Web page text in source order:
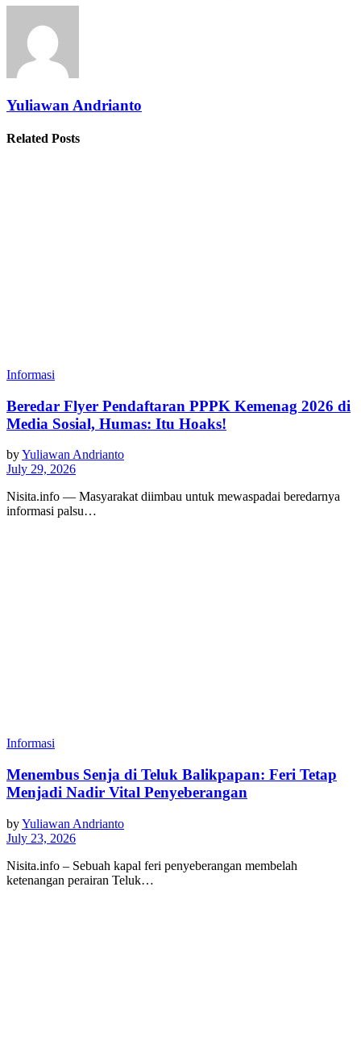
Yuliawan Andrianto
Related Posts
Informasi
Beredar Flyer Pendaftaran PPPK Kemenag 2026 di
Media Sosial, Humas: Itu Hoaks!
byYuliawan Andrianto
July 29, 2026
Nisita.info — Masyarakat diimbau untuk mewaspadai beredarnya
informasi palsu…
Informasi
Menembus Senja di Teluk Balikpapan: Feri Tetap
Menjadi Nadir Vital Penyeberangan
byYuliawan Andrianto
July 23, 2026
Nisita.info – Sebuah kapal feri penyeberangan membelah
ketenangan perairan Teluk…